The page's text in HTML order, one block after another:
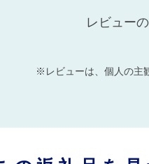
レビュー
※レビューは、個人の主